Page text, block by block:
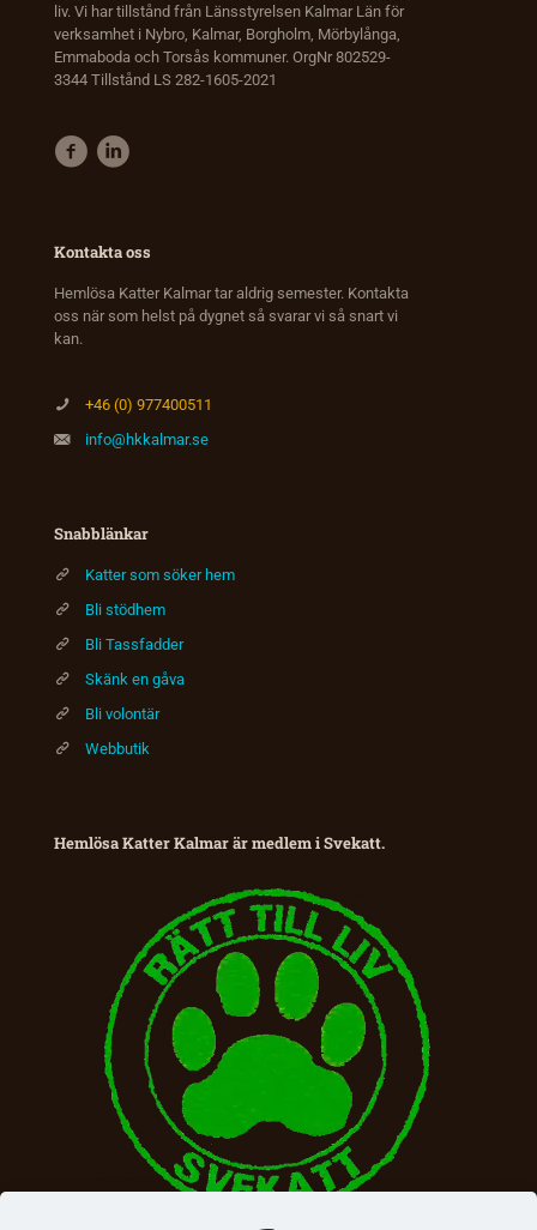
liv. Vi har tillstånd från Länsstyrelsen Kalmar Län för
verksamhet i Nybro, Kalmar, Borgholm, Mörbylånga,
Emmaboda och Torsås kommuner. OrgNr 802529-
3344 Tillstånd LS 282-1605-2021
Kontakta oss
Hemlösa Katter Kalmar tar aldrig semester. Kontakta
oss när som helst på dygnet så svarar vi så snart vi
kan.
+46 (0) 977400511
info@hkkalmar.se
Snabblänkar
Katter som söker hem
Bli stödhem
Bli Tassfadder
Skänk en gåva
Bli volontär
Webbutik
Hemlösa Katter Kalmar är medlem i Svekatt.